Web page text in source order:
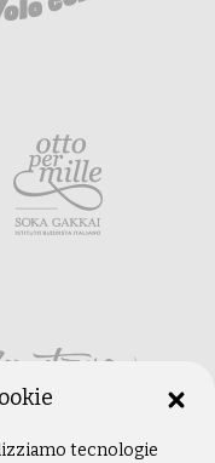
tecnologie